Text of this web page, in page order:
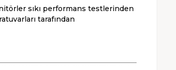
sıkı performans testlerinden
tarafından